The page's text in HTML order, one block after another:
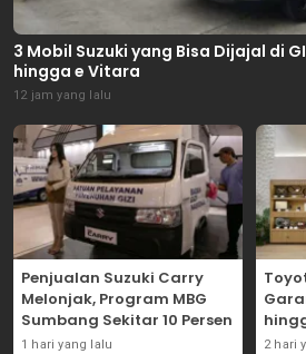
3 Mobil Suzuki yang Bisa Dijajal di
hingga e Vitara
12 jam yang lalu
Penjualan Suzuki Carry
Melonjak, Program MBG
Sumbang Sekitar 10 Persen
1 hari yang lalu 2 hari